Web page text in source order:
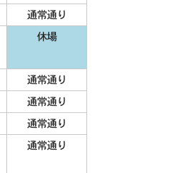
通常通り
休場
通常通り
通常通り
通常通り
通常通り